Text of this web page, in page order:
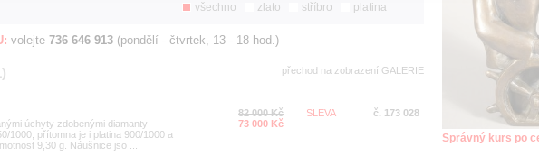
všechno
zlato stříbro platina
volejte 736 646 913 (pondělí - čtvrtek, 13 - 18 hod.)
přechod na zobrazení GALERIE
úchyty zdobenými diamanty
1000, přítomna je i platina 900/1000 a
9,30 g. Náušnice jso ...
82 000 Kč
73 000 Kč
SLEVA č. 173 028
Správný kurs po